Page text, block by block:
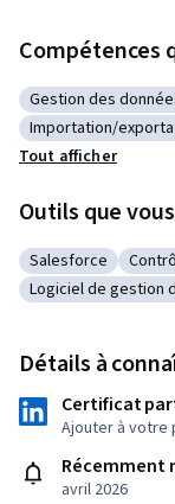
Compétences
Catégorie :
Gestion des
Catégorie :
Importation/
Tout afficher
Outils que
Catégorie :
Salesforce
Catégorie :
Logiciel de gestion
Détails à
Certificat
Ajouter à votre
Récemment
avril 2026